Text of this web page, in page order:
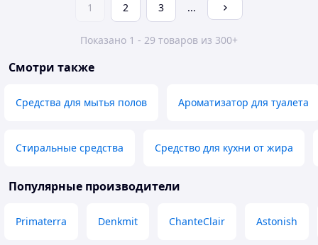
1 2 3 ...
Показано 1 - 29 товаров из 300+
Смотри также
Средства для мытья полов Ароматизатор для туалета
Стиральные средства Средство для кухни от жира
Популярные производители
Primaterra Denkmit ChanteClair Astonish